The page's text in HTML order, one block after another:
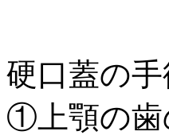
硬口蓋の手
①上顎の歯